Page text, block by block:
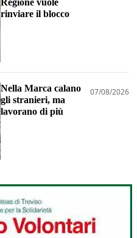
rinviare il blocco
Nella Marca calano
gli stranieri, ma
lavorano di più
07/08/2026